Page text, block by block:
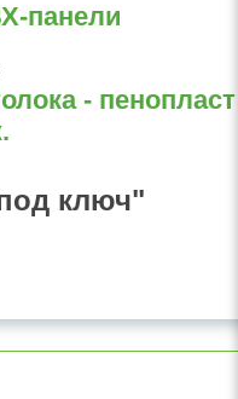
панели
-
ключ"